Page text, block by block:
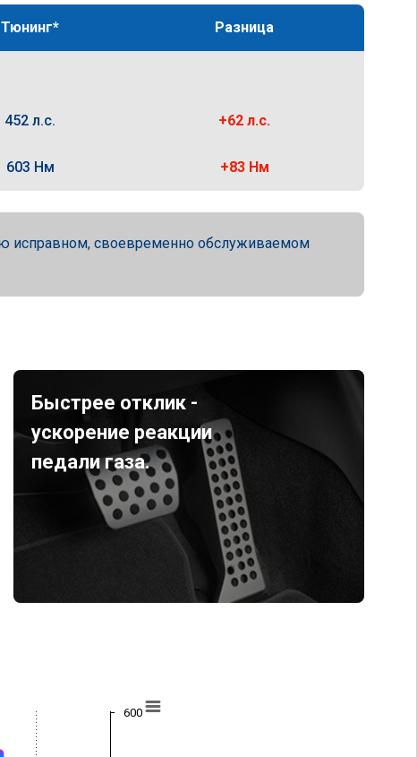
Тюнинг* Разница
452 л.с. +62 л.с.
603 Нм +83 Нм
исправном, своевременно обслуживаемом
Быстрее отклик -
ускорение реакции
педали газа.
600